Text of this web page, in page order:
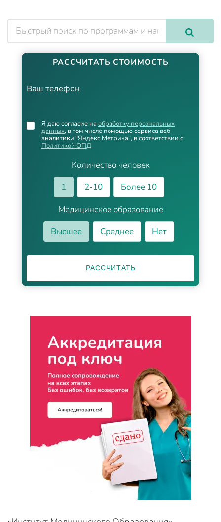
РАССЧИТАТЬ СТОИМОСТЬ
Ваш телефон
Количество человек
1
2-10
Более 10
Медицинское образование
Высшее
Среднее Нет
Я даю согласие на обработку персональных
данных, в том числе помощью сервиса веб-
аналитики "Яндекс.Метрика", в соответствии с
Политикой ОПД
РАССЧИТАТЬ